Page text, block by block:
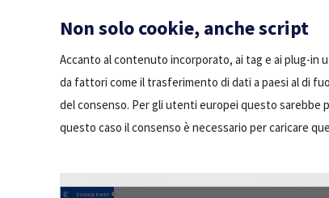
Non solo cookie, anche script
Accanto al contenuto incorporato, ai tag e ai plug-
da fattori come il trasferimento di dati a paesi al di
del consenso. Per gli utenti europei questo sarebbe
questo caso il consenso è necessario per caricare